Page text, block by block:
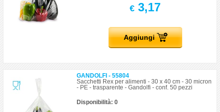
€ 3,17
Aggiungi
GANDOLFI - 55804
Sacchetti Rex per alimenti - 30 x 40 cm - 30 micron
- PE - trasparente - Gandolfi - conf. 50 pezzi
Disponibilità: 0